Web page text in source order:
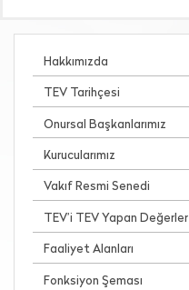
Hakkımızda
TEV Tarihçesi
Onursal Başkanlarımız
Kurucularımız
Vakıf Resmi Senedi
TEV’i TEV Yapan Değerler
Faaliyet Alanları
Fonksiyon Şeması